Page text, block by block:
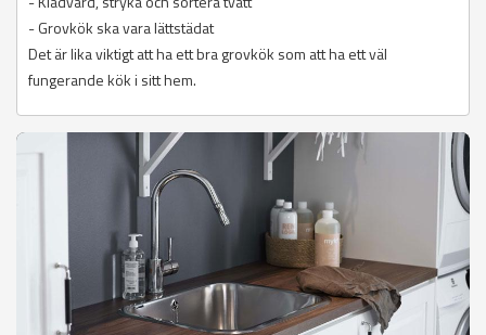
- Grovkök ska vara lättstädat
Det är lika viktigt att ha ett bra grovkök som att ha ett väl
fungerande kök i sitt hem.